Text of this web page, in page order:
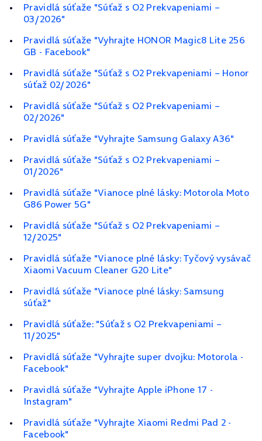
Pravidlá súťaže "Súťaž s O2 Prekvapeniami –
03/2026"
Pravidlá súťaže "Vyhrajte HONOR Magic8 Lite 256
GB - Facebook"
Pravidlá súťaže "Súťaž s O2 Prekvapeniami – Honor
súťaž 02/2026"
Pravidlá súťaže "Súťaž s O2 Prekvapeniami –
02/2026"
Pravidlá súťaže "Vyhrajte Samsung Galaxy A36"
Pravidlá súťaže "Súťaž s O2 Prekvapeniami –
01/2026"
Pravidlá súťaže "Vianoce plné lásky: Motorola Moto
G86 Power 5G"
Pravidlá súťaže "Súťaž s O2 Prekvapeniami –
12/2025"
Pravidlá súťaže "Vianoce plné lásky: Tyčový vysávač
Xiaomi Vacuum Cleaner G20 Lite"
Pravidlá súťaže "Vianoce plné lásky: Samsung
súťaž"
Pravidlá súťaže: "Súťaž s O2 Prekvapeniami –
11/2025"
Pravidlá súťaže "Vyhrajte super dvojku: Motorola -
Facebook"
Pravidlá súťaže "Vyhrajte Apple iPhone 17 -
Instagram"
Pravidlá súťaže "Vyhrajte Xiaomi Redmi Pad 2 -
Facebook"